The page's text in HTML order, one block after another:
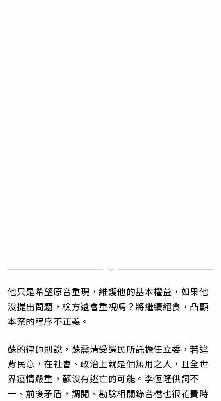
他只是希望原音重現，維護他的基本權益，如果他
沒提出問題，檢方還會重視嗎？將繼續絕食，凸顯
本案的程序不正義。
蘇的律師則說，蘇震清受選民所託擔任立委，若違
背民意，在社會、政治上就是個無用之人，且全世
界疫情嚴重，蘇沒有逃亡的可能。李恆隆供詞不
一、前後矛盾，調閱、勘驗相關錄音檔也很花費時